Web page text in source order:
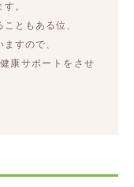
。
ともある位、
すので、
康サポートをさせ